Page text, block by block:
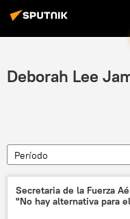
Deborah Lee
Período
Secretaria de la Fuerza
"No hay alternativa para